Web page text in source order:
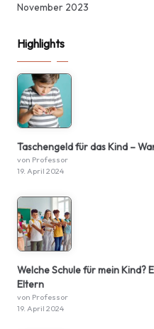
November 2023
Highlights
Taschengeld für das Kind –
von Professor
19. April 2024
Welche Schule für mein Kind?
Eltern
von Professor
19. April 2024